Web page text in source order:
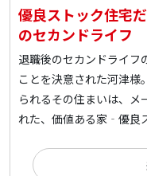
優良ストック住宅
のセカンドライフ
退職後のセカンドライフ
ことを決意された河津様
られるその住まいは、メ
れた、価値ある家‐優良